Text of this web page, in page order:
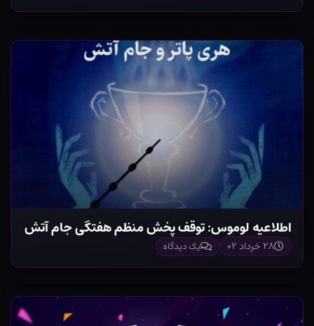
اطلاعیه لوموس: توقف پخش منظم هفتگی جام آتش
۲۸ خرداد ۰۲ یک دیدگاه